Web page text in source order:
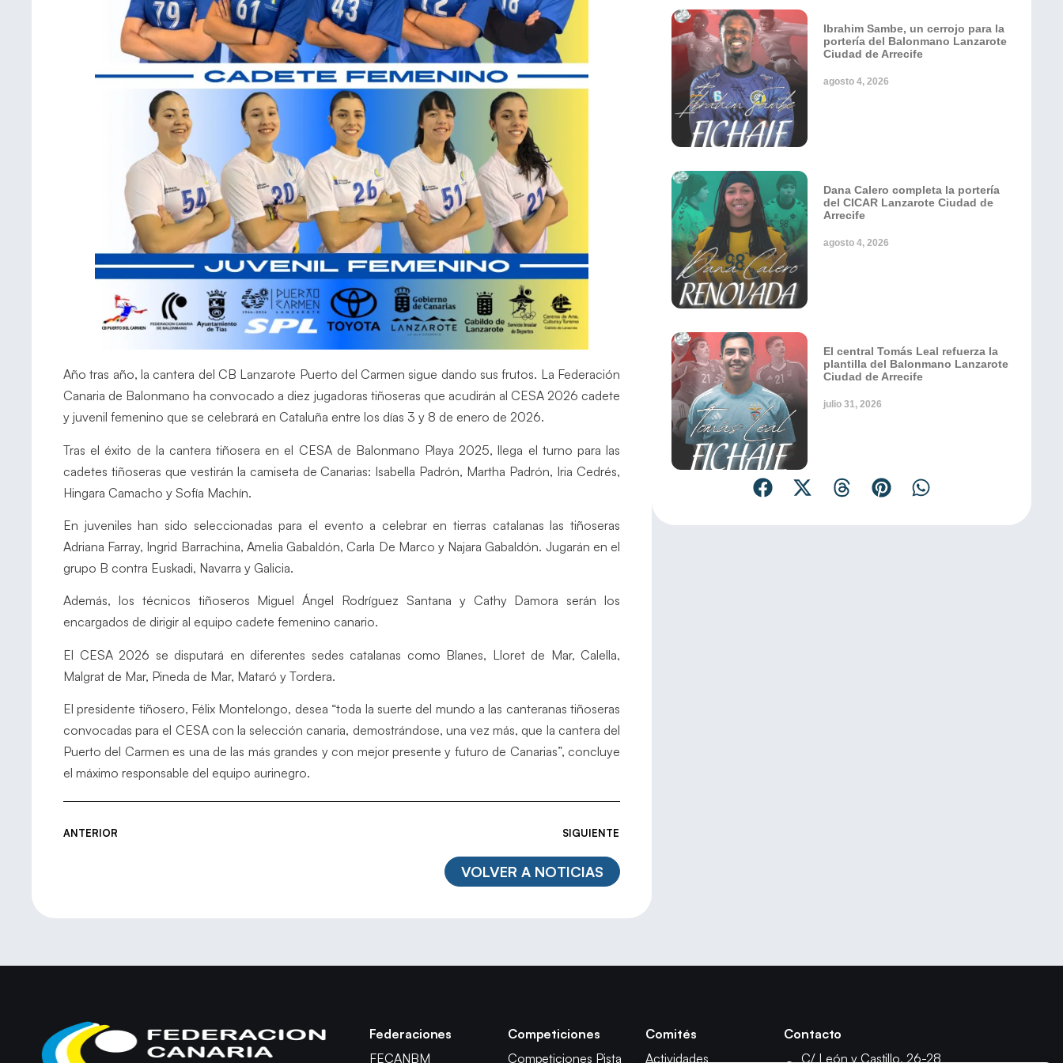
Año tras año, la cantera del CB Lanzarote Puerto del Carmen sigue dando sus frutos. La Federación
Canaria de Balonmano ha convocado a diez jugadoras tiñoseras que acudirán al CESA 2026 cadete
y juvenil femenino que se celebrará en Cataluña entre los días 3 y 8 de enero de 2026.
Tras el éxito de la cantera tiñosera en el CESA de Balonmano Playa 2025, llega el turno para las
cadetes tiñoseras que vestirán la camiseta de Canarias: Isabella Padrón, Martha Padrón, Iria Cedrés,
Hingara Camacho y Sofía Machín.
En juveniles han sido seleccionadas para el evento a celebrar en tierras catalanas las tiñoseras
Adriana Farray, Ingrid Barrachina, Amelia Gabaldón, Carla De Marco y Najara Gabaldón. Jugarán en el
grupo B contra Euskadi, Navarra y Galicia.
Además, los técnicos tiñoseros Miguel Ángel Rodríguez Santana y Cathy Damora serán los
encargados de dirigir al equipo cadete femenino canario.
El CESA 2026 se disputará en diferentes sedes catalanas como Blanes, Lloret de Mar, Calella,
Malgrat de Mar, Pineda de Mar, Mataró y Tordera.
El presidente tiñosero, Félix Montelongo, desea “toda la suerte del mundo a las canteranas tiñoseras
convocadas para el CESA con la selección canaria, demostrándose, una vez más, que la cantera del
Puerto del Carmen es una de las más grandes y con mejor presente y futuro de Canarias”, concluye
el máximo responsable del equipo aurinegro.
ANTERIOR SIGUIENTE
VOLVER A NOTICIAS
Ibrahim Sambe, un cerrojo para la
portería del Balonmano Lanzarote
Ciudad de Arrecife
agosto 4, 2026
Dana Calero completa la portería
del CICAR Lanzarote Ciudad de
Arrecife
agosto 4, 2026
El central Tomás Leal refuerza la
plantilla del Balonmano Lanzarote
Ciudad de Arrecife
julio 31, 2026
Federaciones
FECANBM
Competiciones
Competiciones Pista
Comités
Actividades
Contacto
C/ León y Castillo, 26-28